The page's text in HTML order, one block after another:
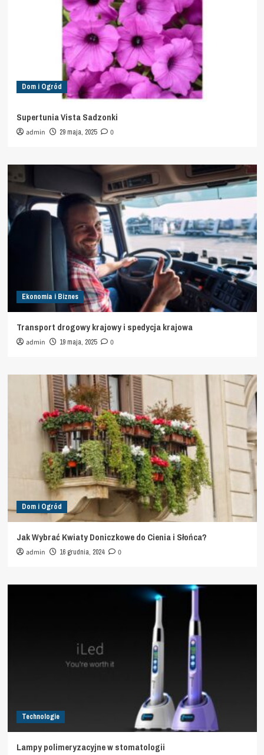
Dom i Ogród
Supertunia Vista Sadzonki
admin 29 maja, 2025 0
Ekonomia i Biznes
Transport drogowy krajowy i spedycja krajowa
admin 19 maja, 2025 0
Dom i Ogród
Jak Wybrać Kwiaty Doniczkowe do Cienia i Słońca?
admin 16 grudnia, 2024 0
Technologie
Lampy polimeryzacyjne w stomatologii